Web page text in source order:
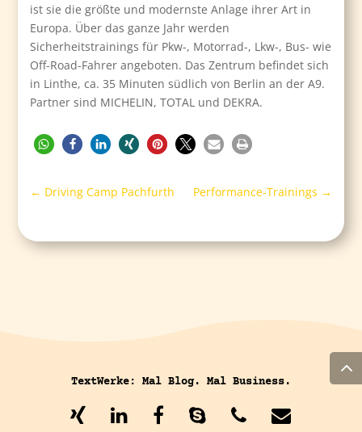
ist sie die größte und modernste Anlage ihrer Art in
Europa. Über das ganze Jahr werden
Sicherheitstrainings für Pkw-, Motorrad-, Lkw-, Bus- wie
Off-Road-Fahrer angeboten. Das Zentrum befindet sich
in Linthe, ca. 35 Minuten südlich von Berlin an der A9.
Partner sind MICHELIN, TOTAL und DEKRA.
← Driving Camp Pachfurth Performance-Trainings →
TextWerke: Mal Blog. Mal Business.
….. ….. ….. …..